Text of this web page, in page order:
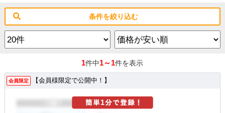
条件を絞り込む
1件中1～1件を表示
会員限定 【会員様限定で公開中！】